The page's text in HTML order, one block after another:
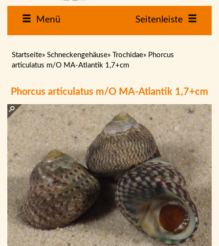
Menü Seitenleiste
Startseite» Schneckengehäuse» Trochidae» Phorcus
articulatus m/O MA-Atlantik 1,7+cm
Phorcus articulatus m/O MA-Atlantik 1,7+cm